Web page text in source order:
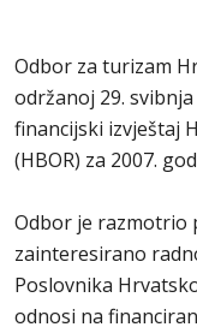
Odbor za turizam
održanoj 29.
financijski izvještaj
(HBOR) za 2007.
Odbor je razmotrio
zainteresirano
Poslovnika
odnosi na